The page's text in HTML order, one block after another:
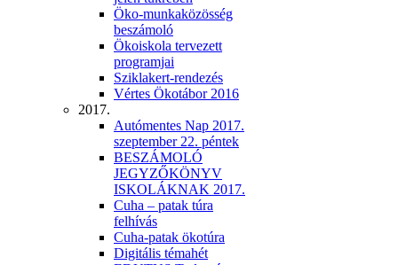
Öko-munkaközösség
beszámoló
Ökoiskola tervezett
programjai
Sziklakert-rendezés
Vértes Ökotábor 2016
2017.
Autómentes Nap 2017.
szeptember 22. péntek
BESZÁMOLÓ
JEGYZŐKÖNYV
ISKOLÁKNAK 2017.
Cuha – patak túra
felhívás
Cuha-patak ökotúra
Digitális témahét